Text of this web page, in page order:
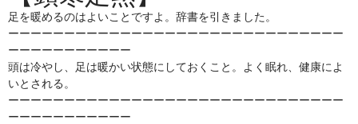
足を暖めるのはよいことですよ。辞書を引きました。
ーーーーーーーーーーーーーーーーーーーーーーーーーーーーーー
ーーーーーーーーーーー
頭は冷やし、足は暖かい状態にしておくこと。よく眠れ、健康によ
いとされる。
ーーーーーーーーーーーーーーーーーーーーーーーーーーーーーー
ーーーーーーーーーーー